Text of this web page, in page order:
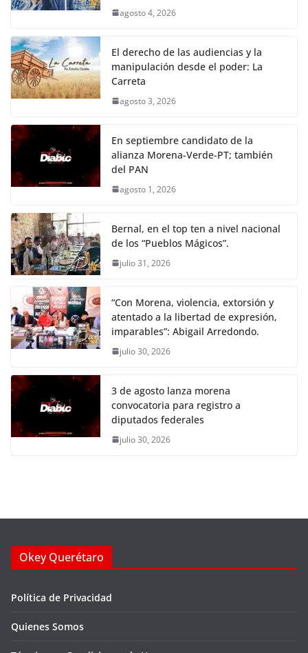
agosto 4, 2026
El derecho de las audiencias y la
manipulación desde el poder: La
Carreta
agosto 3, 2026
En septiembre candidato de la
alianza Morena-Verde-PT; también
del PAN
agosto 1, 2026
Bernal, en el top ten a nivel nacional
de los “Pueblos Mágicos”.
julio 31, 2026
“Con Morena, violencia, extorsión y
atentado a la libertad de expresión,
imparables”: Abigail Arredondo.
julio 30, 2026
3 de agosto lanza morena
convocatoria para registro a
diputados federales
julio 30, 2026
Okey Querétaro
Política de Privacidad
Quienes Somos